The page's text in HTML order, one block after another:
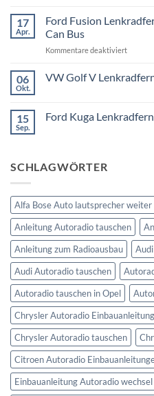
Radio
Tausch
1
DIN
DIN
Passat
B6
was
benötigt
17
Apr.
Ford Fusion
Can Bus
Kommentare deaktiviertfür
Fusion
Can
06
Okt.
VW Golf V
VW
15
Sep.
Ford Kuga
Kuga
SCHLAGWÖRTER
Alfa Bose Auto lautsprecher weiter
Anleitung Autoradio tauschen
Anleitung zum Radioausbau
Audi Autoradio tauschen
Autoradio tauschen in Opel
Chrysler Autoradio
Chrysler Autoradio tauschen
Citroen Autoradio
Einbauanleitung Autoradio wechsel